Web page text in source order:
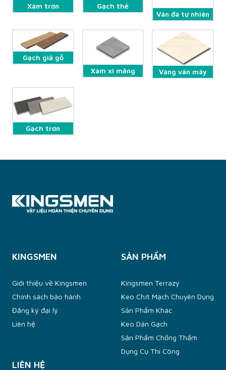
Xám trơn
Gạch thẻ
Vân đá tự nhiên
Gạch giả gỗ
Xám xi măng
Vàng vân mây
Gạch trơn
KINGSMEN
Giới thiệu về Kingsmen
Chính sách bảo hành
Đăng ký đại lý
Liên hệ
SẢN PHẨM
Kingsmen Terrazy
Keo Chít Mạch Chuyên Dụng
Sản Phẩm Khác
Keo Dán Gạch
Sản Phẩm Chống Thấm
Dụng Cụ Thi Công
LIÊN HỆ